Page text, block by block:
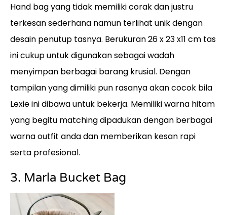
Hand bag yang tidak memiliki corak dan justru
terkesan sederhana namun terlihat unik dengan
desain penutup tasnya. Berukuran 26 x 23 x11 cm tas
ini cukup untuk digunakan sebagai wadah
menyimpan berbagai barang krusial. Dengan
tampilan yang dimiliki pun rasanya akan cocok bila
Lexie ini dibawa untuk bekerja. Memiliki warna hitam
yang begitu matching dipadukan dengan berbagai
warna outfit anda dan memberikan kesan rapi
serta profesional.
3. Marla Bucket Bag